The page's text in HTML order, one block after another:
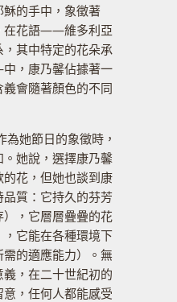
的手中，象徵著
在花語——維多利亞
其中特定的花朵承
，康乃馨佔據著一
會隨著顏色的不同
為她節日的象徵時，
她說，選擇康乃馨
花，但她也談到康
質：它持久的芬芳
），它層層疊疊的花
它能在各種環境下
的適應能力）。無
，在二十世紀初的
，任何人都能感受